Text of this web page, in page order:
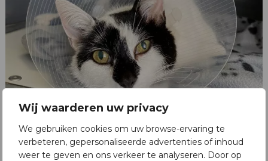
Wij waarderen uw privacy
We gebruiken cookies om uw browse-ervaring te
verbeteren, gepersonaliseerde advertenties of inhoud
weer te geven en ons verkeer te analyseren. Door op